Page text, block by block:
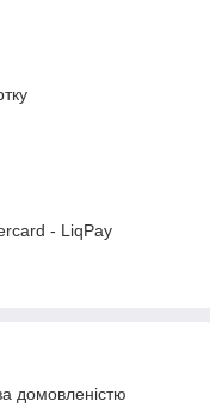
- LiqPay
домовленістю